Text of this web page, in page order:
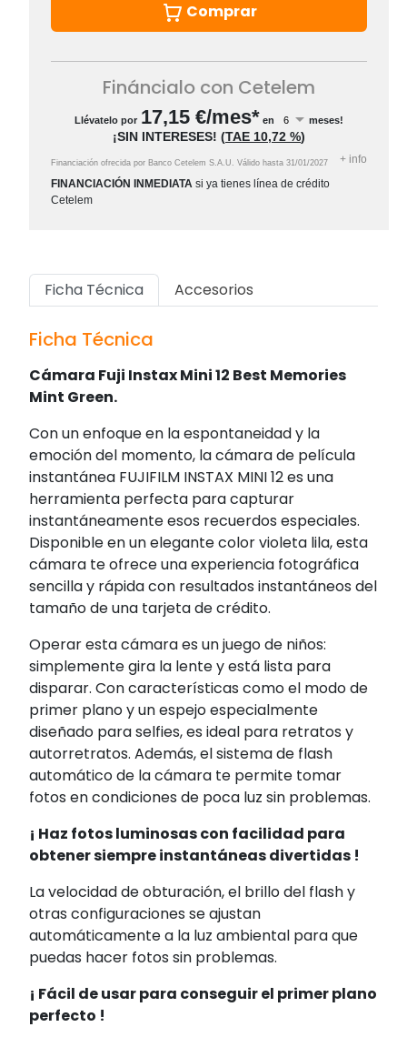
Comprar
Fináncialo con Cetelem
Llévatelo por 17,15 €/mes* en meses!
¡SIN INTERESES! (TAE 10,72 %)
Financiación ofrecida por Banco Cetelem S.A.U. Válido hasta 31/01/2027 + info
FINANCIACIÓN INMEDIATA si ya tienes línea de crédito
Cetelem
Ficha Técnica Accesorios
Ficha Técnica
Cámara Fuji Instax Mini 12 Best Memories
Mint Green.
Con un enfoque en la espontaneidad y la
emoción del momento, la cámara de película
instantánea FUJIFILM INSTAX MINI 12 es una
herramienta perfecta para capturar
instantáneamente esos recuerdos especiales.
Disponible en un elegante color violeta lila, esta
cámara te ofrece una experiencia fotográfica
sencilla y rápida con resultados instantáneos del
tamaño de una tarjeta de crédito.
Operar esta cámara es un juego de niños:
simplemente gira la lente y está lista para
disparar. Con características como el modo de
primer plano y un espejo especialmente
diseñado para selfies, es ideal para retratos y
autorretratos. Además, el sistema de flash
automático de la cámara te permite tomar
fotos en condiciones de poca luz sin problemas.
¡ Haz fotos luminosas con facilidad para
obtener siempre instantáneas divertidas !
La velocidad de obturación,el brillo del flash y
otras configuraciones se ajustan
automáticamente a la luz ambiental para que
puedas hacer fotos sin problemas.
¡ Fácil de usar para conseguir el primer plano
perfecto !